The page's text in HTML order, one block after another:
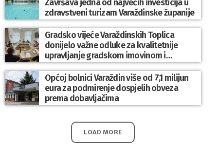
Završava jedna od najvećih investicija u
zdravstveni turizam Varaždinske županije
Gradsko vijeće Varaždinskih Toplica
donijelo važne odluke za kvalitetnije
upravljanje gradskom imovinom i
komunalnim sustavom
Općoj bolnici Varaždin više od 7,1 milijun
eura za podmirenje dospjelih obveza
prema dobavljačima
LOAD MORE